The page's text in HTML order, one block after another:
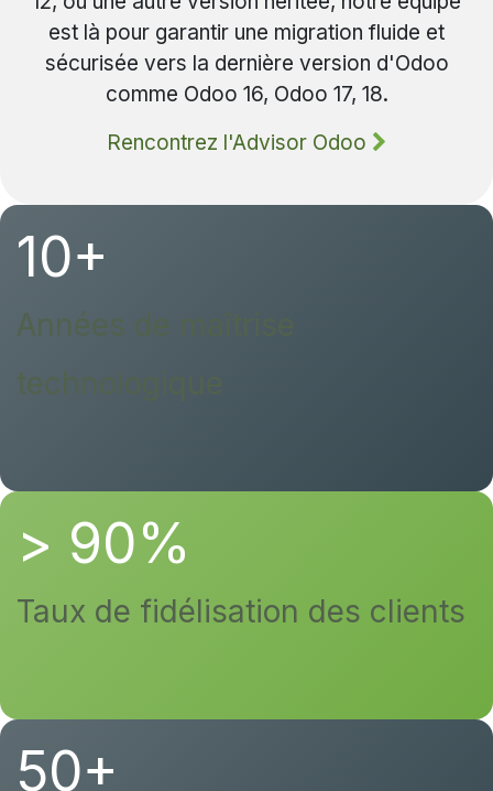
> 90%
Taux de fidélisation des clients
est là pour garantir une migration fluide et
sécurisée vers la dernière version d'Odoo
comme Odoo 16, Odoo 17, 18.
Rencontrez l'Advisor Odoo
10+
Années de maîtrise
technologique
50+